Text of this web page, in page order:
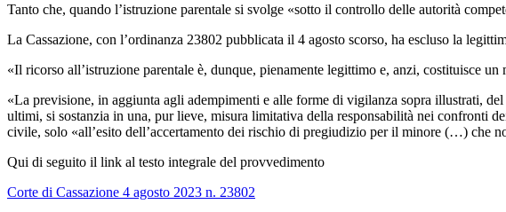
Tanto che, quando l’istruzione parentale si svolge «sotto il controllo delle autorità
La Cassazione, con l’ordinanza 23802 pubblicata il 4 agosto scorso, ha escluso la
«Il ricorso all’istruzione parentale è, dunque, pienamente legittimo e, anzi, costituisce
«La previsione, in aggiunta agli adempimenti e alle forme di vigilanza sopra illustrati,
ultimi, si sostanzia in una, pur lieve, misura limitativa della responsabilità nei confronti
civile, solo «all’esito dell’accertamento dei rischio di pregiudizio per il minore (…) che
Qui di seguito il link al testo integrale del provvedimento
Corte di Cassazione 4 agosto 2023 n. 23802